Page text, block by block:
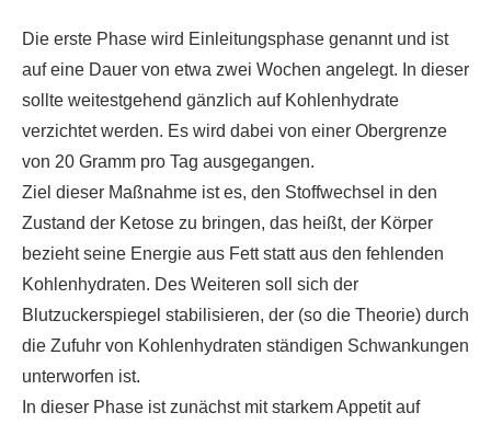
Die erste Phase wird Einleitungsphase genannt und ist
auf eine Dauer von etwa zwei Wochen angelegt. In dieser
sollte weitestgehend gänzlich auf Kohlenhydrate
verzichtet werden. Es wird dabei von einer Obergrenze
von 20 Gramm pro Tag ausgegangen.
Ziel dieser Maßnahme ist es, den Stoffwechsel in den
Zustand der Ketose zu bringen, das heißt, der Körper
bezieht seine Energie aus Fett statt aus den fehlenden
Kohlenhydraten. Des Weiteren soll sich der
Blutzuckerspiegel stabilisieren, der (so die Theorie) durch
die Zufuhr von Kohlenhydraten ständigen Schwankungen
unterworfen ist.
In dieser Phase ist zunächst mit starkem Appetit auf